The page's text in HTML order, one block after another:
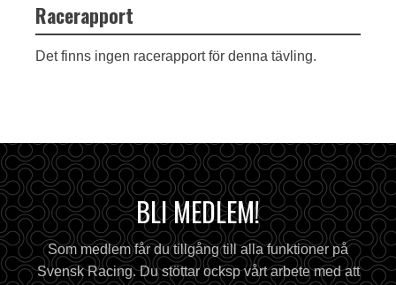
Racerapport
Det finns ingen racerapport för denna tävling.
BLI MEDLEM!
Som medlem får du tillgång till alla funktioner på
Svensk Racing. Du stöttar ocksp vårt arbete med att